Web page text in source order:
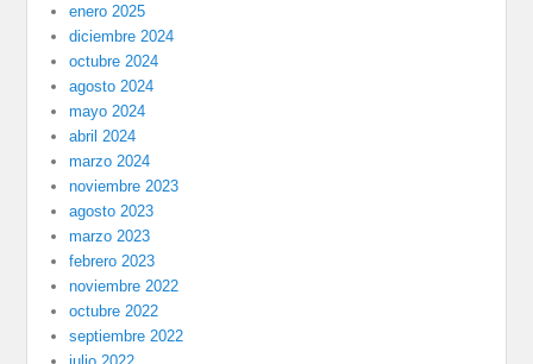
enero 2025
diciembre 2024
octubre 2024
agosto 2024
mayo 2024
abril 2024
marzo 2024
noviembre 2023
agosto 2023
marzo 2023
febrero 2023
noviembre 2022
octubre 2022
septiembre 2022